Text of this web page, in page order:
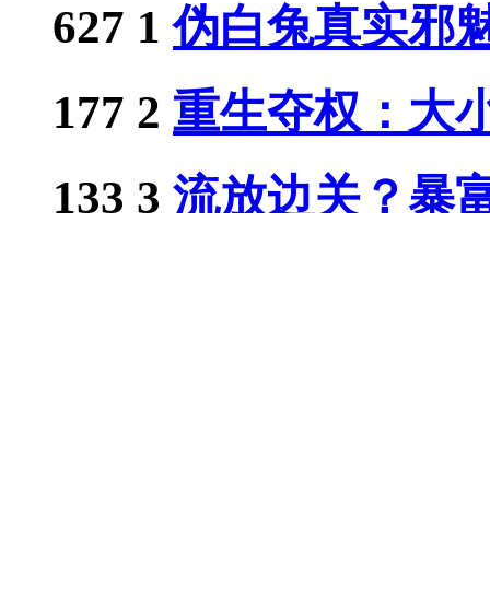
627 1 伪白兔真实邪
177 2 重生夺权：大
133 3 流放边关？暴